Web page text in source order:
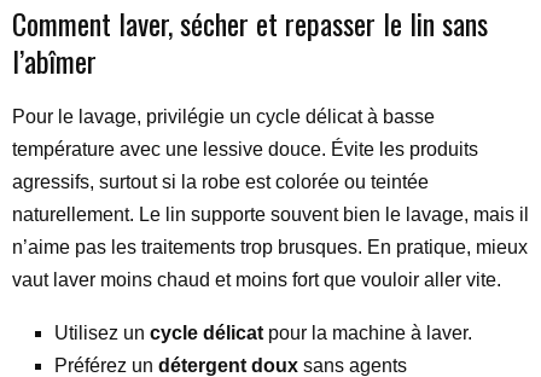
Comment laver, sécher et repasser le lin sans
l’abîmer
Pour le lavage, privilégie un cycle délicat à basse
température avec une lessive douce. Évite les produits
agressifs, surtout si la robe est colorée ou teintée
naturellement. Le lin supporte souvent bien le lavage, mais il
n’aime pas les traitements trop brusques. En pratique, mieux
vaut laver moins chaud et moins fort que vouloir aller vite.
Utilisez un cycle délicat pour la machine à laver.
Préférez un détergent doux sans agents